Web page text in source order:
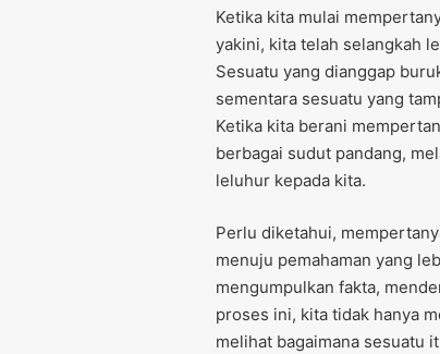
Ketika kita mulai
yakini, kita telah selangkah
Sesuatu yang dianggap
sementara sesuatu yang
Ketika kita berani
berbagai sudut pandang,
leluhur kepada kita.
Perlu diketahui,
menuju pemahaman yang
mengumpulkan fakta,
proses ini, kita tidak hanya
melihat bagaimana sesuatu